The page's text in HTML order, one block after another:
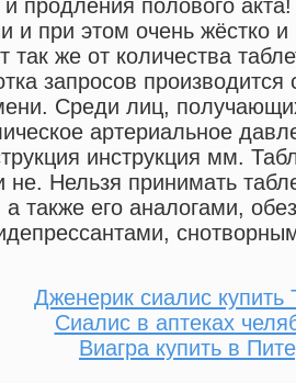
продления полового
и при этом очень жёстко
так же от количества
запросов производится
Среди лиц,
артериальное
инструкция мм.
не. Нельзя принимать
а также его аналогами,
Дженерик сиалис купить
Сиалис в аптеках
Виагра купить в